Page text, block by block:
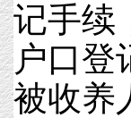
记手续
户口登
被收养